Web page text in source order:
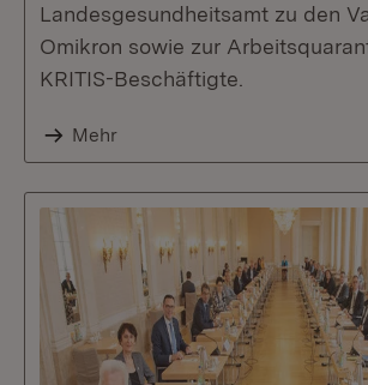
Landesgesundheitsamt zu den
Omikron sowie zur
KRITIS-Beschäftigte.
Mehr